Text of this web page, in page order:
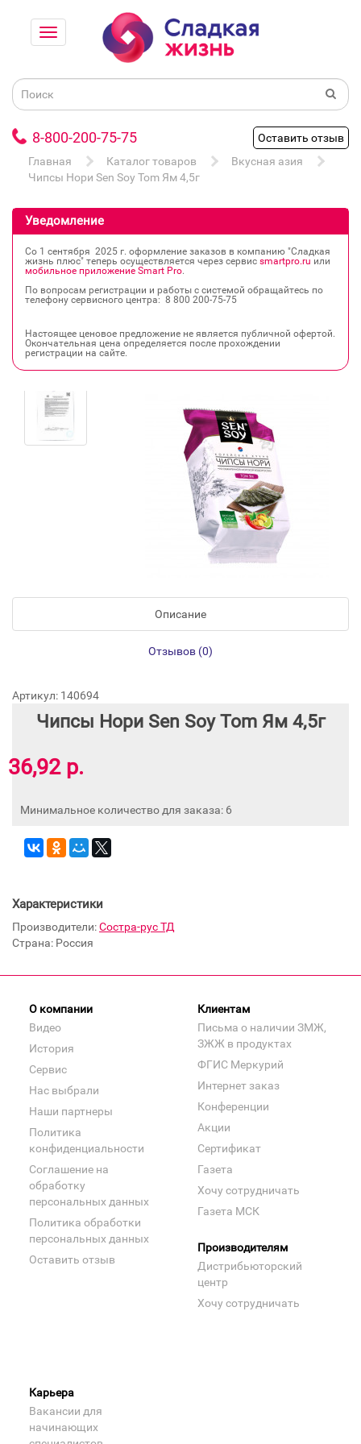
8-800-200-75-75
Оставить отзыв
Главная
Каталог товаров
Вкусная азия
Чипсы Нори Sen Soy Tom Ям 4,5г
Уведомление
Со 1 сентября 2025 г. оформление заказов в компанию "Сладкая
жизнь плюс" теперь осуществляется через сервис smartpro.ru или
мобильное приложение Smart Pro.
По вопросам регистрации и работы с системой обращайтесь по
телефону сервисного центра: 8 800 200‐75‐75
Настоящее ценовое предложение не является публичной офертой.
Окончательная цена определяется после прохождении
регистрации на сайте.
Описание
Отзывов (0)
Артикул: 140694
Чипсы Нори Sen Soy Tom Ям 4,5г
36,92 р.
Минимальное количество для заказа: 6
Характеристики
Производители:Состра-рус ТД
Страна: Россия
О компании
Видео
История
Сервис
Нас выбрали
Наши партнеры
Политика
конфиденциальности
Соглашение на
обработку
персональных данных
Политика обработки
персональных данных
Оставить отзыв
Клиентам
Письма о наличии ЗМЖ,
ЗЖЖ в продуктах
ФГИС Меркурий
Интернет заказ
Конференции
Акции
Сертификат
Газета
Хочу сотрудничать
Газета МСК
Производителям
Дистрибьюторский
центр
Хочу сотрудничать
Карьера
Вакансии для
начинающих